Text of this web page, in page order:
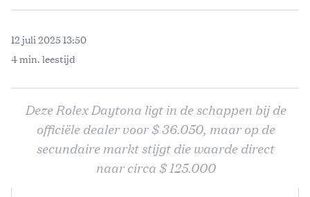
12 juli 2025 13:50
4 min. leestijd
Deze Rolex Daytona ligt in de schappen bij de
officiële dealer voor $ 36.050, maar op de
secundaire markt stijgt die waarde direct
naar circa $ 125.000